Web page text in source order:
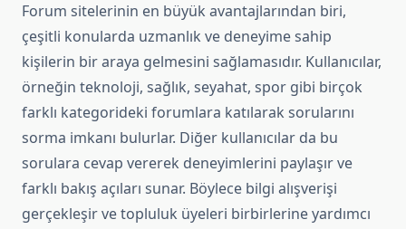
Forum sitelerinin en büyük avantajlarından biri,
çeşitli konularda uzmanlık ve deneyime sahip
kişilerin bir araya gelmesini sağlamasıdır. Kullanıcılar,
örneğin teknoloji, sağlık, seyahat, spor gibi birçok
farklı kategorideki forumlara katılarak sorularını
sorma imkanı bulurlar. Diğer kullanıcılar da bu
sorulara cevap vererek deneyimlerini paylaşır ve
farklı bakış açıları sunar. Böylece bilgi alışverişi
gerçekleşir ve topluluk üyeleri birbirlerine yardımcı